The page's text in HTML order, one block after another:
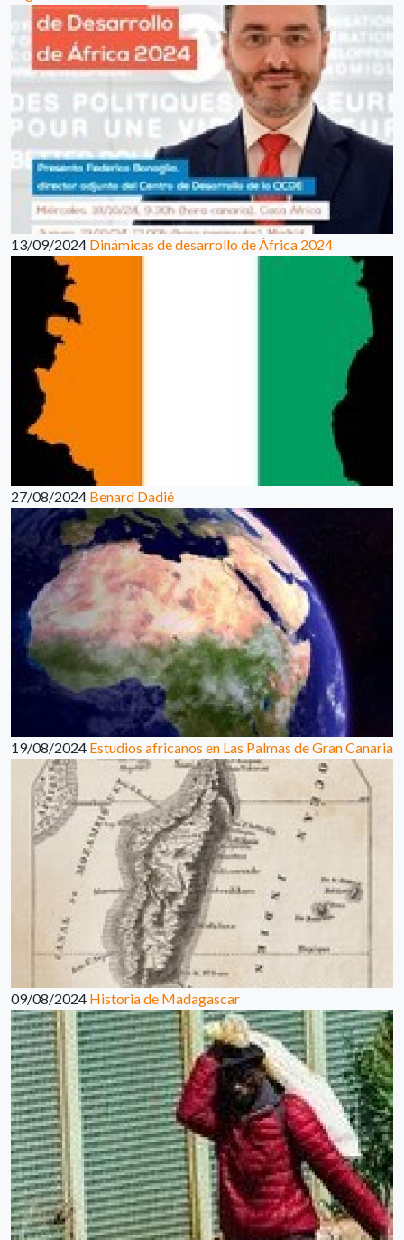
13/09/2024 Dinámicas de desarrollo de África 2024
27/08/2024 Benard Dadié
19/08/2024 Estudios africanos en Las Palmas de Gran Canaria
09/08/2024 Historia de Madagascar